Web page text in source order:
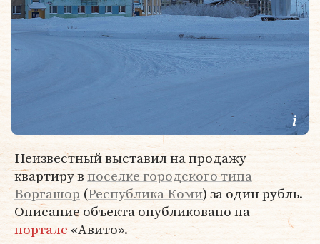
Неизвестный выставил на продажу
квартиру впоселке городского типа
Воргашор (Республика Коми) за один рубль.
Описание объекта опубликовано на
портале «Авито».